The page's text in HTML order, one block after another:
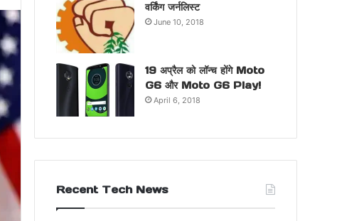
वर्किंग जर्नलिस्ट
June 10, 2018
19 अप्रैल को लॉन्च होंगे Moto
G6 और Moto G6 Play!
April 6, 2018
Recent Tech News